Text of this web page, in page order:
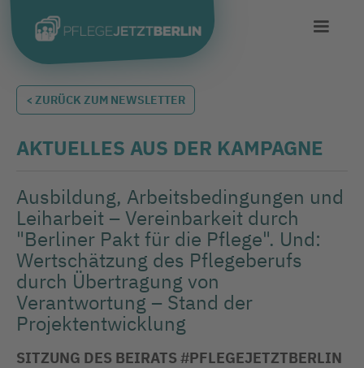
< ZURÜCK ZUM NEWSLETTER
AKTUELLES AUS DER KAMPAGNE
Ausbildung, Arbeitsbedingungen und
Leiharbeit – Vereinbarkeit durch
"Berliner Pakt für die Pflege". Und:
Wertschätzung des Pflegeberufs
durch Übertragung von
Verantwortung – Stand der
Projektentwicklung
SITZUNG DES BEIRATS #PFLEGEJETZTBERLIN